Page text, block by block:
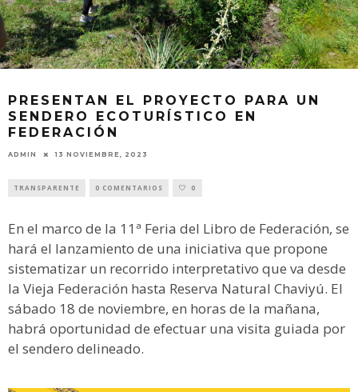
PRESENTAN EL PROYECTO PARA UN
SENDERO ECOTURÍSTICO EN
FEDERACIÓN
ADMIN 13 NOVIEMBRE, 2023
TRANSPARENTE 0 COMENTARIOS 0
En el marco de la 11ª Feria del Libro de Federación, se
hará el lanzamiento de una iniciativa que propone
sistematizar un recorrido interpretativo que va desde
la Vieja Federación hasta Reserva Natural Chaviyú. El
sábado 18 de noviembre, en horas de la mañana,
habrá oportunidad de efectuar una visita guiada por
el sendero delineado.